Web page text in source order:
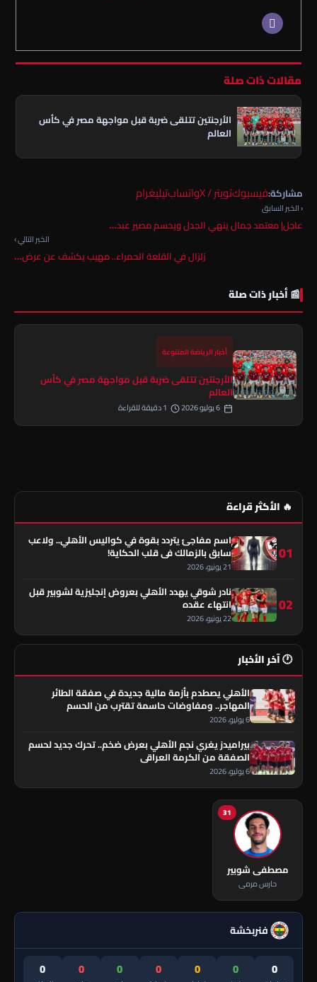
مقالات ذات صلة
الأرجنتين تتلقى ضربة قبل مواجهة مصر في كأس
العالم
مشاركة:فيسبوكتويتر / X واتسابتيليغرام
‹ الخبر السابق
عاجل| معتمد جمال ينهي الجدل ويحسم مصير عبد…
الخبر التالي ›
زلزال في القلعة الحمراء.. مهيب يكشف عن عرض…
📰 أخبار ذات صلة
أخبار الرياضة المتنوعة
الأرجنتين تتلقى ضربة قبل مواجهة مصر في كأس
العالم
🔥 الأكثر قراءة
01
اسم مفاجئ يتردد بقوة في كواليس الأهلي.. ولاعب
سابق بالزمالك في قلب الحكاية!
21 يونيو، 2026
02
نادر شوقي يهدد الأهلي بعروض إنجليزية لشوبير قبل
انتهاء عقده
22 يونيو، 2026
🕐 آخر الأخبار
الأهلي يصطدم بأزمة مالية جديدة في صفقة الطائر
المهاجر.. ومفاوضات حاسمة تقترب من الحسم
6 يوليو، 2026
بيراميدز يغري نجم الأهلي بعرض ضخم.. تحرك جديد لحسم
الصفقة من الكرمة العراقي
6 يوليو، 2026
31
مصطفى شوبير
حارس مرمى
فنربخشة
0
0
0
0
0
0
0